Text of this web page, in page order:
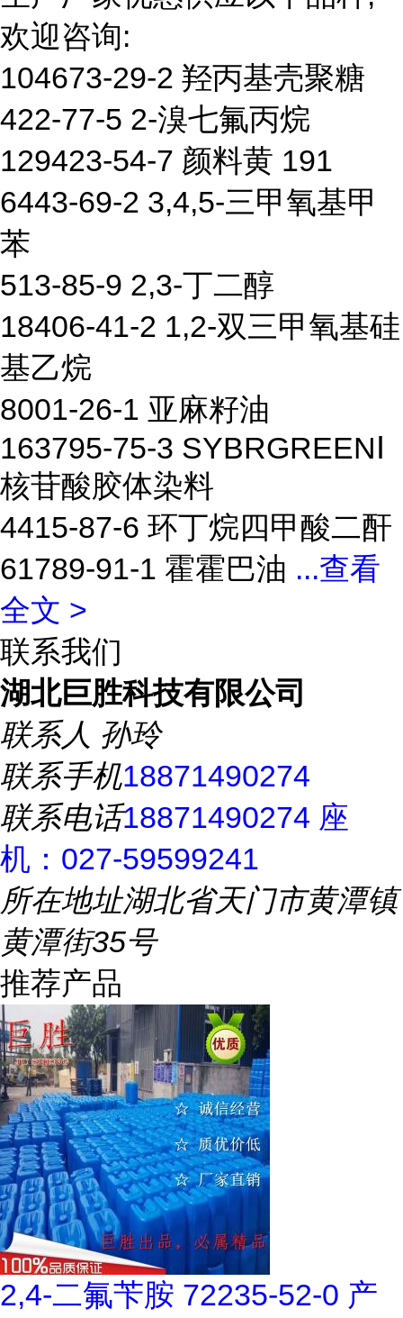
欢迎咨询:
104673-29-2 羟丙基壳聚糖
422-77-5 2-溴七氟丙烷
129423-54-7 颜料黄 191
6443-69-2 3,4,5-三甲氧基甲
苯
513-85-9 2,3-丁二醇
18406-41-2 1,2-双三甲氧基硅
基乙烷
8001-26-1 亚麻籽油
163795-75-3 SYBRGREENⅠ
核苷酸胶体染料
4415-87-6 环丁烷四甲酸二酐
61789-91-1 霍霍巴油 ...查看
全文 >
联系我们
湖北巨胜科技有限公司
联系人 孙玲
联系手机18871490274
联系电话18871490274 座
机：027-59599241
所在地址湖北省天门市黄潭镇
黄潭街35号
推荐产品
2,4-二氟苄胺 72235-52-0 产